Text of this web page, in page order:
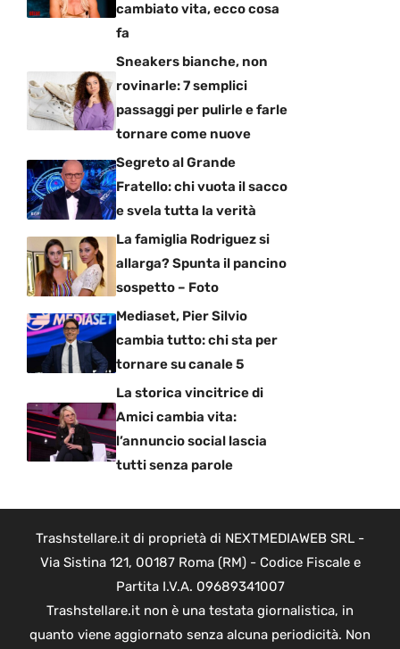
cambiato vita, ecco cosa
fa
Sneakers bianche, non
rovinarle: 7 semplici
passaggi per pulirle e farle
tornare come nuove
Segreto al Grande
Fratello: chi vuota il sacco
e svela tutta la verità
La famiglia Rodriguez si
allarga? Spunta il pancino
sospetto – Foto
Mediaset, Pier Silvio
cambia tutto: chi sta per
tornare su canale 5
La storica vincitrice di
Amici cambia vita:
l’annuncio social lascia
tutti senza parole
Trashstellare.it di proprietà di NEXTMEDIAWEB SRL -
Via Sistina 121, 00187 Roma (RM) - Codice Fiscale e
Partita I.V.A. 09689341007
Trashstellare.it non è una testata giornalistica, in
quanto viene aggiornato senza alcuna periodicità. Non